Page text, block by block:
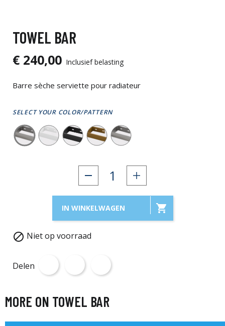
TOWEL BAR
€ 240,00 Inclusief belasting
Barre sèche serviette pour radiateur
SELECT YOUR COLOR/PATTERN
IN WINKELWAGEN 
 Niet op voorraad
Delen
MORE ON TOWEL BAR